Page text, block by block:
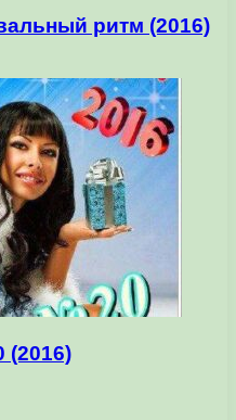
ритм (2016)
(2016)